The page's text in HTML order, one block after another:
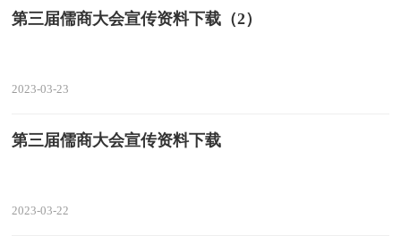
第三届儒商大会宣传资料下载（2）
2023-03-23
第三届儒商大会宣传资料下载
2023-03-22